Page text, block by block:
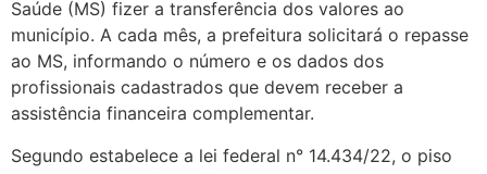
Saúde (MS) fizer a transferência dos valores ao
município. A cada mês, a prefeitura solicitará o repasse
ao MS, informando o número e os dados dos
profissionais cadastrados que devem receber a
assistência financeira complementar.
Segundo estabelece a lei federal n° 14.434/22, o piso